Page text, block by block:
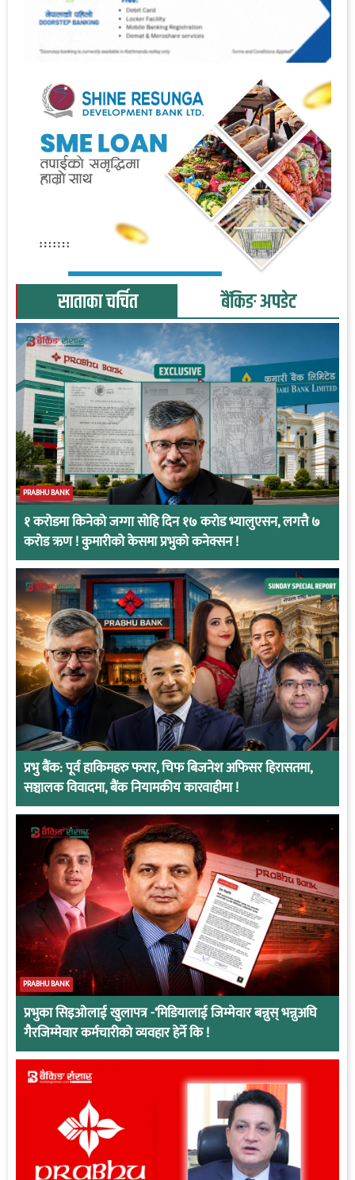
साताका चर्चित बैंकिङ अपडेट
PRABHU BANK
१ करोडमा किनेको जग्गा सोहि दिन १७ करोड भ्यालुएसन, लगत्तै ७
करोड ऋण ! कुमारीको केसमा प्रभुको कनेक्सन !
प्रभु बैंक: पूर्व हाकिमहरु फरार, चिफ बिजनेश अफिसर हिरासतमा,
सञ्चालक विवादमा, बैंक नियामकीय कारवाहीमा !
PRABHU BANK
प्रभुका सिइओलाई खुलापत्र -‘मिडियालाई जिम्मेवार बन्नुस् भन्नुअघि
गैरजिम्मेवार कर्मचारीको व्यवहार हेर्ने कि !